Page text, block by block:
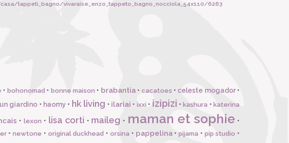
tappeti_bagno/vivaraise_enzo_tappeto_bagno_nocciola_54x110/6263
• bohonomad • bonne maison • brabantia• cacatoes • celeste mogador•
giardino • haomy • hk living • ilariai • ixxi • izipizi •kashura •katerina
• lexon • lisa corti • maileg • maman et sophie •
•newtone • original duckhead • orsina • pappelina•pijama • pip studio •